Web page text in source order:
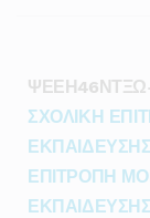
ΣΧΟΛΙΚΗ
ΕΠΙΤΡΟΠΗ